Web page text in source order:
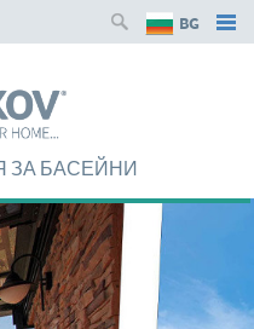
BG
ЗА БАСЕЙНИ